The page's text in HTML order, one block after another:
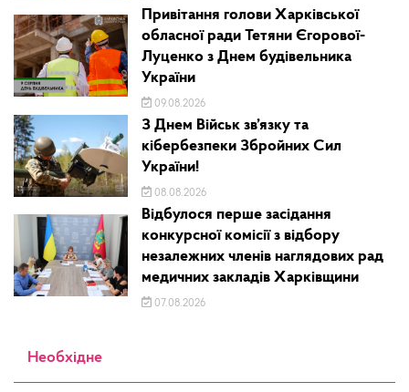
Привітання голови Харківської
обласної ради Тетяни Єгорової-
Луценко з Днем будівельника
України
09.08.2026
З Днем Військ зв’язку та
кібербезпеки Збройних Сил
України!
08.08.2026
Відбулося перше засідання
конкурсної комісії з відбору
незалежних членів наглядових рад
медичних закладів Харківщини
07.08.2026
Необхідне